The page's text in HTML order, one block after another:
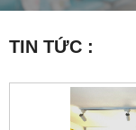
TIN TỨC :